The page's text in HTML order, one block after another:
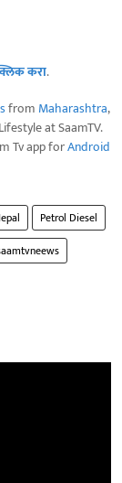
करा.
from Maharashtra,
at SaamTV.
Tv app forAndroid
Petrol Diesel